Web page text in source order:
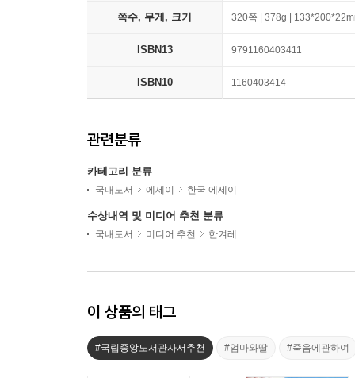
쪽수, 무게, 크기 320쪽 | 378g |
ISBN13 9791160403411
ISBN10 1160403414
관련분류
카테고리 분류
국내도서 에세이 한국 에세이
수상내역 및 미디어 추천 분류
국내도서 미디어 추천 한겨레
이 상품의 태그
#국립중앙도서관사서추천 #엄마와딸 #죽음에관하여